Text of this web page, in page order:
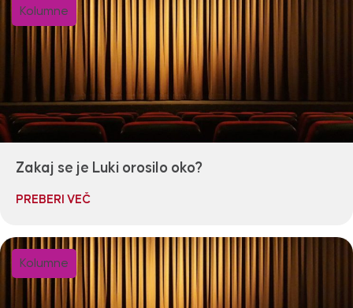
Kolumne
Zakaj se je Luki orosilo oko?
PREBERI VEČ
Kolumne